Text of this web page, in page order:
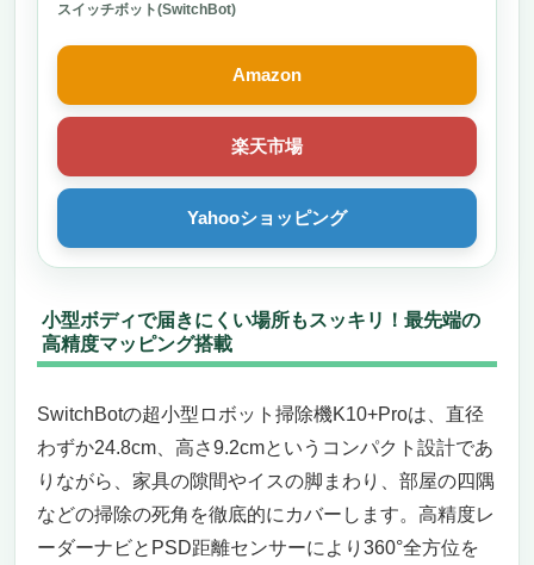
スイッチボット(SwitchBot)
Amazon
楽天市場
Yahooショッピング
小型ボディで届きにくい場所もスッキリ！最先端の
高精度マッピング搭載
SwitchBotの超小型ロボット掃除機K10+Proは、直径
わずか24.8cm、高さ9.2cmというコンパクト設計であ
りながら、家具の隙間やイスの脚まわり、部屋の四隅
などの掃除の死角を徹底的にカバーします。高精度レ
ーダーナビとPSD距離センサーにより360°全方位を